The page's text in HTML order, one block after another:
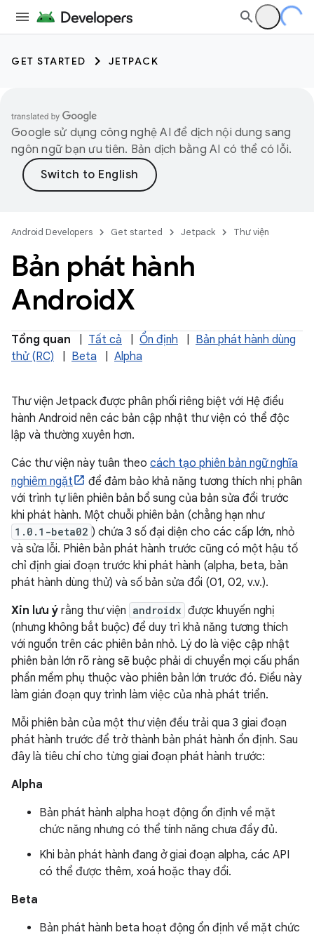
GET STARTED JETPACK
Google sử dụng công nghệ AI để dịch nội dung sang
ngôn ngữ bạn ưu tiên. Bản dịch bằng AI có thể có lỗi.
Android Developers Get started Jetpack Thư viện
Bản phát hành
AndroidX
Tổng quan Tất cả Ổn định
Bản phát hành dùng
thử (RC)
Beta Alpha
Thư viện Jetpack được phân phối riêng biệt với Hệ điều
hành Android nên các bản cập nhật thư viện có thể độc
lập và thường xuyên hơn.
Các thư viện này tuân theo cách tạo phiên bản ngữ nghĩa
nghiêm ngặt
để đảm bảo khả năng tương thích nhị phân
với trình tự liên phiên bản bổ sung của bản sửa đổi trước
khi phát hành. Một chuỗi phiên bản (chẳng hạn như
1.0.1-beta02 ) chứa 3 số đại diện cho các cấp lớn, nhỏ
và sửa lỗi. Phiên bản phát hành trước cũng có một hậu tố
chỉ định giai đoạn trước khi phát hành (alpha, beta, bản
phát hành dùng thử) và số bản sửa đổi (01, 02, v.v.).
Xin lưu ý rằng thư viện androidx được khuyến nghị
(nhưng không bắt buộc) để duy trì khả năng tương thích
với nguồn trên các phiên bản nhỏ. Lý do là việc cập nhật
phiên bản lớn rõ ràng sẽ buộc phải di chuyển mọi cấu phần
phần mềm phụ thuộc vào phiên bản lớn trước đó. Điều này
làm gián đoạn quy trình làm việc của nhà phát triển.
Mỗi phiên bản của một thư viện đều trải qua 3 giai đoạn
phát hành trước để trở thành bản phát hành ổn định. Sau
đây là tiêu chí cho từng giai đoạn phát hành trước:
Alpha
Bản phát hành alpha hoạt động ổn định về mặt
chức năng nhưng có thể tính năng chưa đầy đủ.
Khi bản phát hành đang ở giai đoạn alpha, các API
có thể được thêm, xoá hoặc thay đổi.
Beta
Bản phát hành beta hoạt động ổn định về mặt chức